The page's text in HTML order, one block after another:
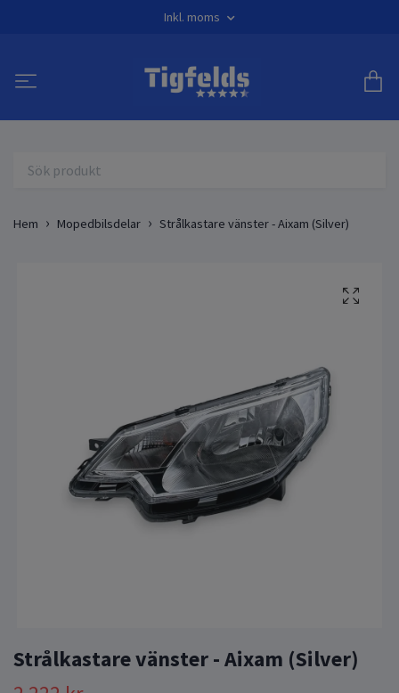
Inkl. moms
Hem Mopedbilsdelar Strålkastare vänster - Aixam (Silver)
Strålkastare vänster - Aixam (Silver)